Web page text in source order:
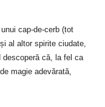
cap-de-cerb (tot
al altor spirite ciudate,
descoperă că, la fel ca
magie adevărată,